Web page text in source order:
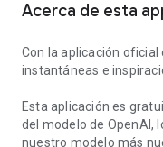
Acerca de esta
Con la aplicación oficial
instantáneas e
Esta aplicación es
del modelo de OpenAI,
nuestro modelo más